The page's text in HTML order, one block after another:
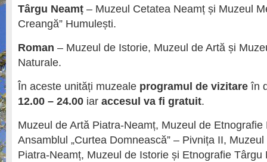
Târgu Neamț – Muzeul Cetatea Neamț și Muzeul
Creangă” Humulești.
Roman – Muzeul de Istorie, Muzeul de Artă și
Naturale.
În aceste unități muzeale programul de vizitare în
12.00 – 24.00 iar accesul va fi gratuit.
Muzeul de Artă Piatra-Neamț, Muzeul de Etnografie
Ansamblul „Curtea Domnească” – Pivnița II,
Piatra-Neamț, Muzeul de Istorie și Etnografie Târgu